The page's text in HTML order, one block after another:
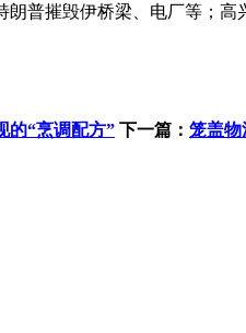
摧毁伊桥梁、电厂等；高
的“烹调配方” 下一篇： 笼盖物